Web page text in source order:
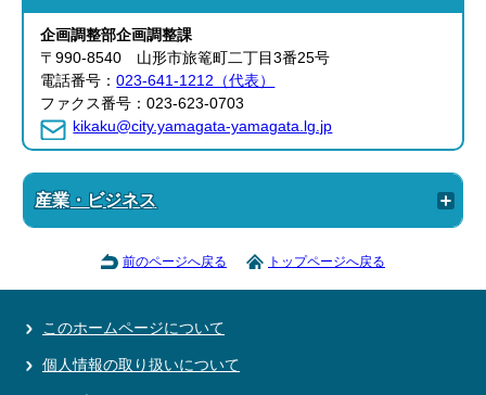
企画調整部企画調整課
〒990-8540 山形市旅篭町二丁目3番25号
電話番号：023-641-1212（代表）
ファクス番号：023-623-0703
kikaku@city.yamagata-yamagata.lg.jp
産業・ビジネス
前のページへ戻る トップページへ戻る
このホームページについて
個人情報の取り扱いについて